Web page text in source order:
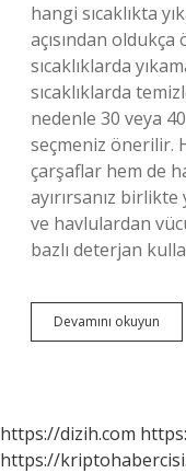
hangi sıcaklıkta
açısından
sıcaklıklarda
sıcaklıklarda
nedenle 30 veya
seçmeniz önerilir.
çarşaflar hem de
ayırırsanız
ve havlulardan
bazlı deterjan
Devamını okuyun
Havlu
Mı
https://dizih.com
https://